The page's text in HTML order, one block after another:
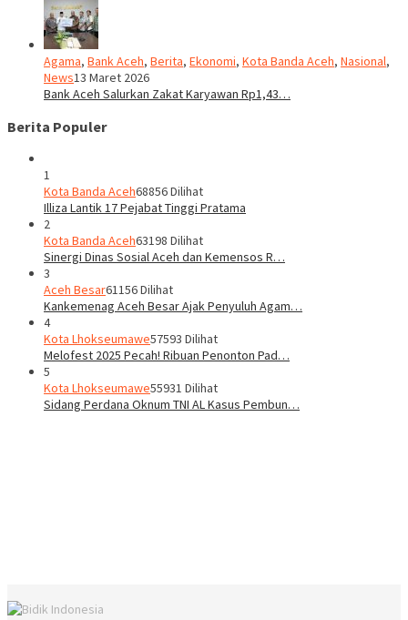
Agama, Bank Aceh, Berita, Ekonomi, Kota Banda Aceh, Nasional,
News13 Maret 2026
Bank Aceh Salurkan Zakat Karyawan Rp1,43…
Berita Populer
1
Kota Banda Aceh68856 Dilihat
Illiza Lantik 17 Pejabat Tinggi Pratama
2
Kota Banda Aceh63198 Dilihat
Sinergi Dinas Sosial Aceh dan Kemensos R…
3
Aceh Besar61156 Dilihat
Kankemenag Aceh Besar Ajak Penyuluh Agam…
4
Kota Lhokseumawe57593 Dilihat
Melofest 2025 Pecah! Ribuan Penonton Pad…
5
Kota Lhokseumawe55931 Dilihat
Sidang Perdana Oknum TNI AL Kasus Pembun…